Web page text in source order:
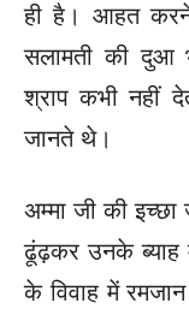
ही है। आहत करने
सलामतीकी दुआ
श्राप कभी नहीं
जानते थे।
अम्मा जी की इच्छा
ढूंढ़कर उनके
के विवाह में